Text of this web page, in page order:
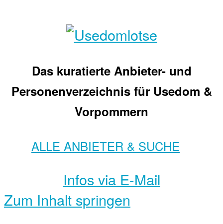
Das kuratierte Anbieter- und
Personenverzeichnis für Usedom &
Vorpommern
ALLE ANBIETER & SUCHE
Infos via E-Mail
Zum Inhalt springen